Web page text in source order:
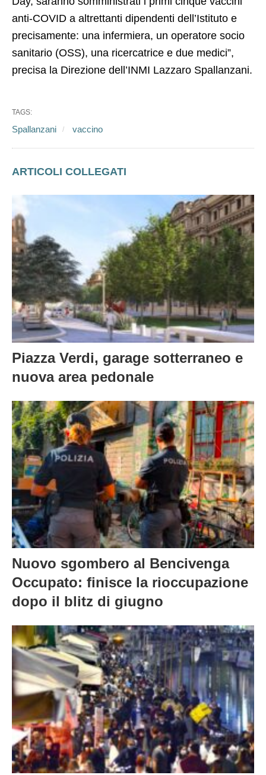
anti-COVID a altrettanti dipendenti dell’Istituto e
precisamente: una infermiera, un operatore socio
sanitario (OSS), una ricercatrice e due medici”,
precisa la Direzione dell’INMI Lazzaro Spallanzani.
TAGS:
Spallanzani vaccino
ARTICOLI COLLEGATI
Piazza Verdi, garage sotterraneo e
nuova area pedonale
Nuovo sgombero al Bencivenga
Occupato: finisce la rioccupazione
dopo il blitz di giugno